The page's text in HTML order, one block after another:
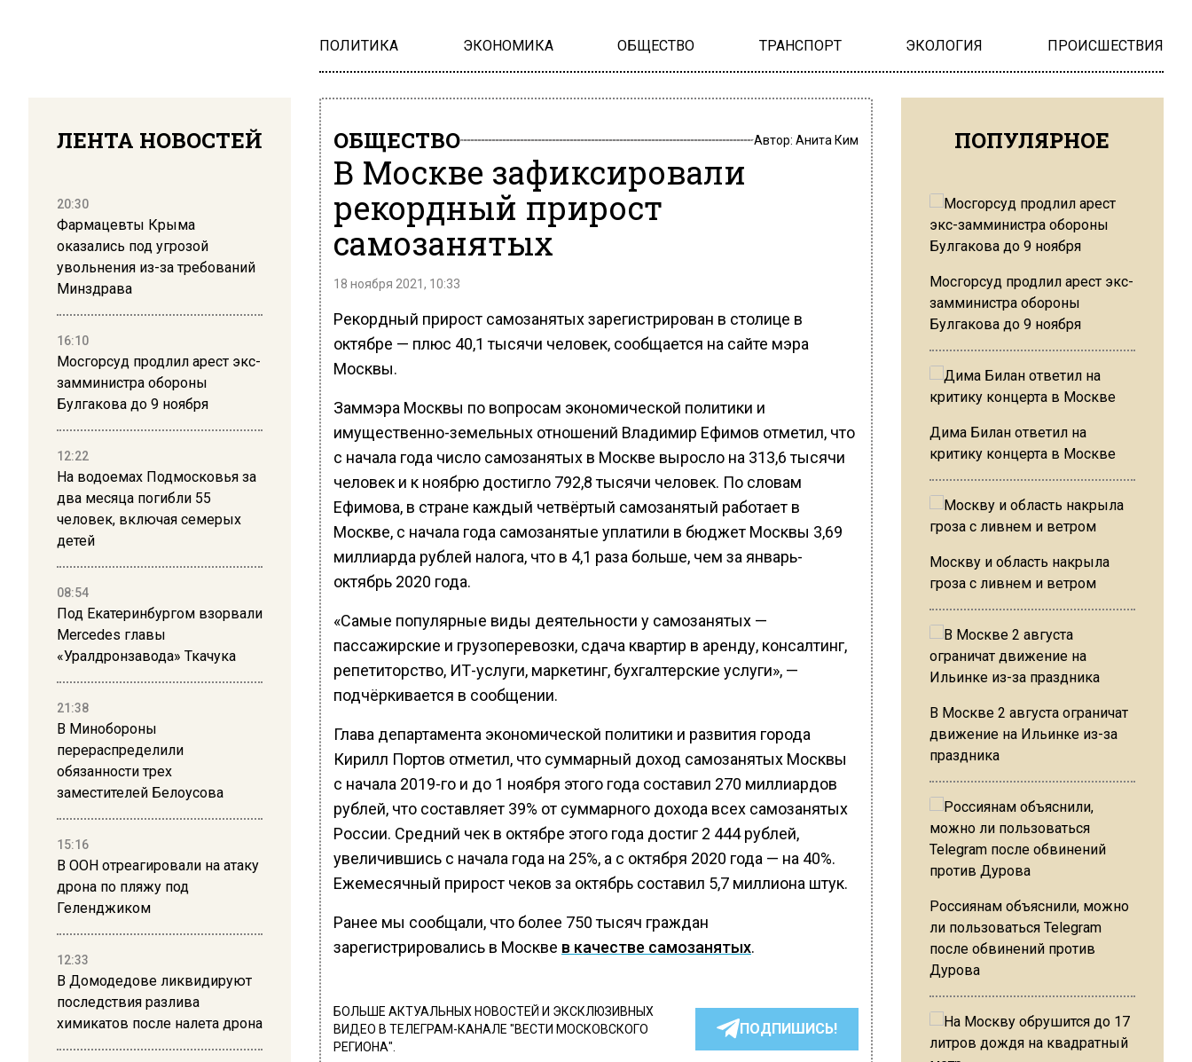
ПОЛИТИКА ЭКОНОМИКА ОБЩЕСТВО ТРАНСПОРТ ЭКОЛОГИЯ ПРОИСШЕСТВИЯ
ЛЕНТА НОВОСТЕЙ
20:30
Фармацевты Крыма
оказались под угрозой
увольнения из-за требований
Минздрава
16:10
Мосгорсуд продлил арест экс-
замминистра обороны
Булгакова до 9 ноября
12:22
На водоемах Подмосковья за
два месяца погибли 55
человек, включая семерых
детей
08:54
Под Екатеринбургом взорвали
Mercedes главы
«Уралдронзавода» Ткачука
21:38
В Минобороны
перераспределили
обязанности трех
заместителей Белоусова
15:16
В ООН отреагировали на атаку
дрона по пляжу под
Геленджиком
12:33
В Домодедове ликвидируют
последствия разлива
химикатов после налета дрона
ОБЩЕСТВО Автор: Анита Ким
В Москве зафиксировали
рекордный прирост
самозанятых
18 ноября 2021, 10:33
Рекордный прирост самозанятых зарегистрирован в столице в
октябре — плюс 40,1 тысячи человек, сообщается на сайте мэра
Москвы.
Заммэра Москвы по вопросам экономической политики и
имущественно-земельных отношений Владимир Ефимов отметил, что
с начала года число самозанятых в Москве выросло на 313,6 тысячи
человек и к ноябрю достигло 792,8 тысячи человек. По словам
Ефимова, в стране каждый четвёртый самозанятый работает в
Москве, с начала года самозанятые уплатили в бюджет Москвы 3,69
миллиарда рублей налога, что в 4,1 раза больше, чем за январь-
октябрь 2020 года.
«Самые популярные виды деятельности у самозанятых —
пассажирские и грузоперевозки, сдача квартир в аренду, консалтинг,
репетиторство, ИТ-услуги, маркетинг, бухгалтерские услуги», —
подчёркивается в сообщении.
Глава департамента экономической политики и развития города
Кирилл Портов отметил, что суммарный доход самозанятых Москвы
с начала 2019-го и до 1 ноября этого года составил 270 миллиардов
рублей, что составляет 39% от суммарного дохода всех самозанятых
России. Средний чек в октябре этого года достиг 2 444 рублей,
увеличившись с начала года на 25%, а с октября 2020 года — на 40%.
Ежемесячный прирост чеков за октябрь составил 5,7 миллиона штук.
Ранее мы сообщали, что более 750 тысяч граждан
зарегистрировались в Москве в качестве самозанятых.
БОЛЬШЕ АКТУАЛЬНЫХ НОВОСТЕЙ И ЭКСКЛЮЗИВНЫХ
ВИДЕО В ТЕЛЕГРАМ-КАНАЛЕ "ВЕСТИ МОСКОВСКОГО
РЕГИОНА".
ПОДПИШИСЬ!
ПОПУЛЯРНОЕ
Мосгорсуд продлил арест экс-
замминистра обороны
Булгакова до 9 ноября
Дима Билан ответил на
критику концерта в Москве
Москву и область накрыла
гроза с ливнем и ветром
В Москве 2 августа ограничат
движение на Ильинке из-за
праздника
Россиянам объяснили, можно
ли пользоваться Telegram
после обвинений против
Дурова